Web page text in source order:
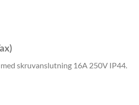
skruvanslutning 16A 250V IP44.